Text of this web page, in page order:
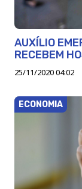
AUXÍLIO
RECEBEM
25/11/2020 04:02
ECONOMIA